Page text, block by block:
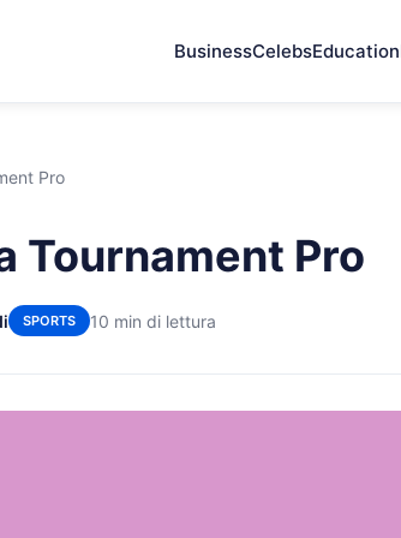
BusinessCelebsEducation
Pro
Tournament Pro
SPORTS 10 min di lettura